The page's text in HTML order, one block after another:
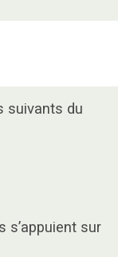
suivants du
s’appuient sur